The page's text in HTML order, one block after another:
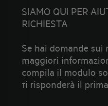
SIAMO QUI PER
RICHIESTA
Se hai domande
maggiori
compila il modulo
ti risponderà il